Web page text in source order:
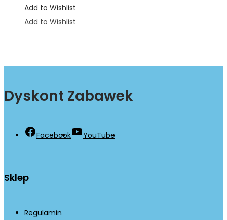
Add to Wishlist
Add to Wishlist
Dyskont Zabawek
Facebook YouTube
Sklep
Regulamin